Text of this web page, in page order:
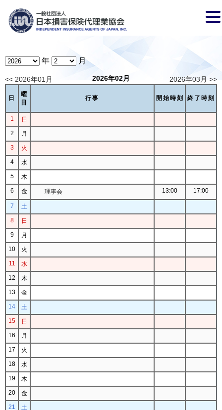
年 月
<< 2026年01月 2026年03月 >>
2026年02月
日
曜
日
行事 開始時刻 終了時刻
1
日
2
月
3
火
4
水
5
木
6
金 理事会 13:00 17:00
7
土
8
日
9
月
10
火
11
水
12
木
13
金
14
土
15
日
16
月
17
火
18
水
19
木
20
金
21
土